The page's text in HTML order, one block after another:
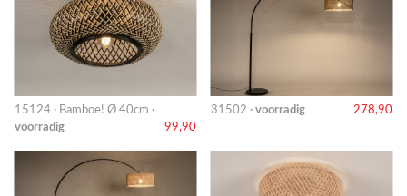
15124 · Bamboe! Ø 40cm ·
voorradig
99,90
31502 · voorradig 278,90